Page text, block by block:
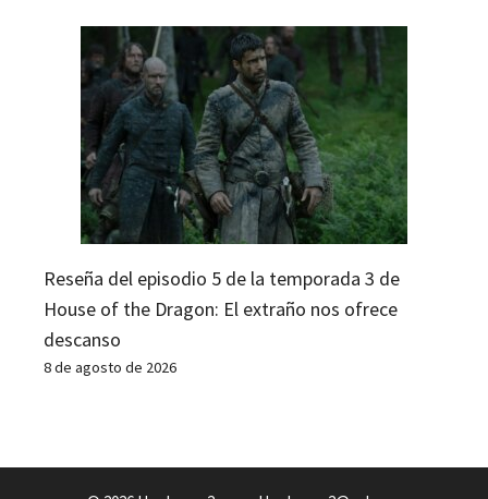
Reseña del episodio 5 de la temporada 3 de
House of the Dragon: El extraño nos ofrece
descanso
8 de agosto de 2026